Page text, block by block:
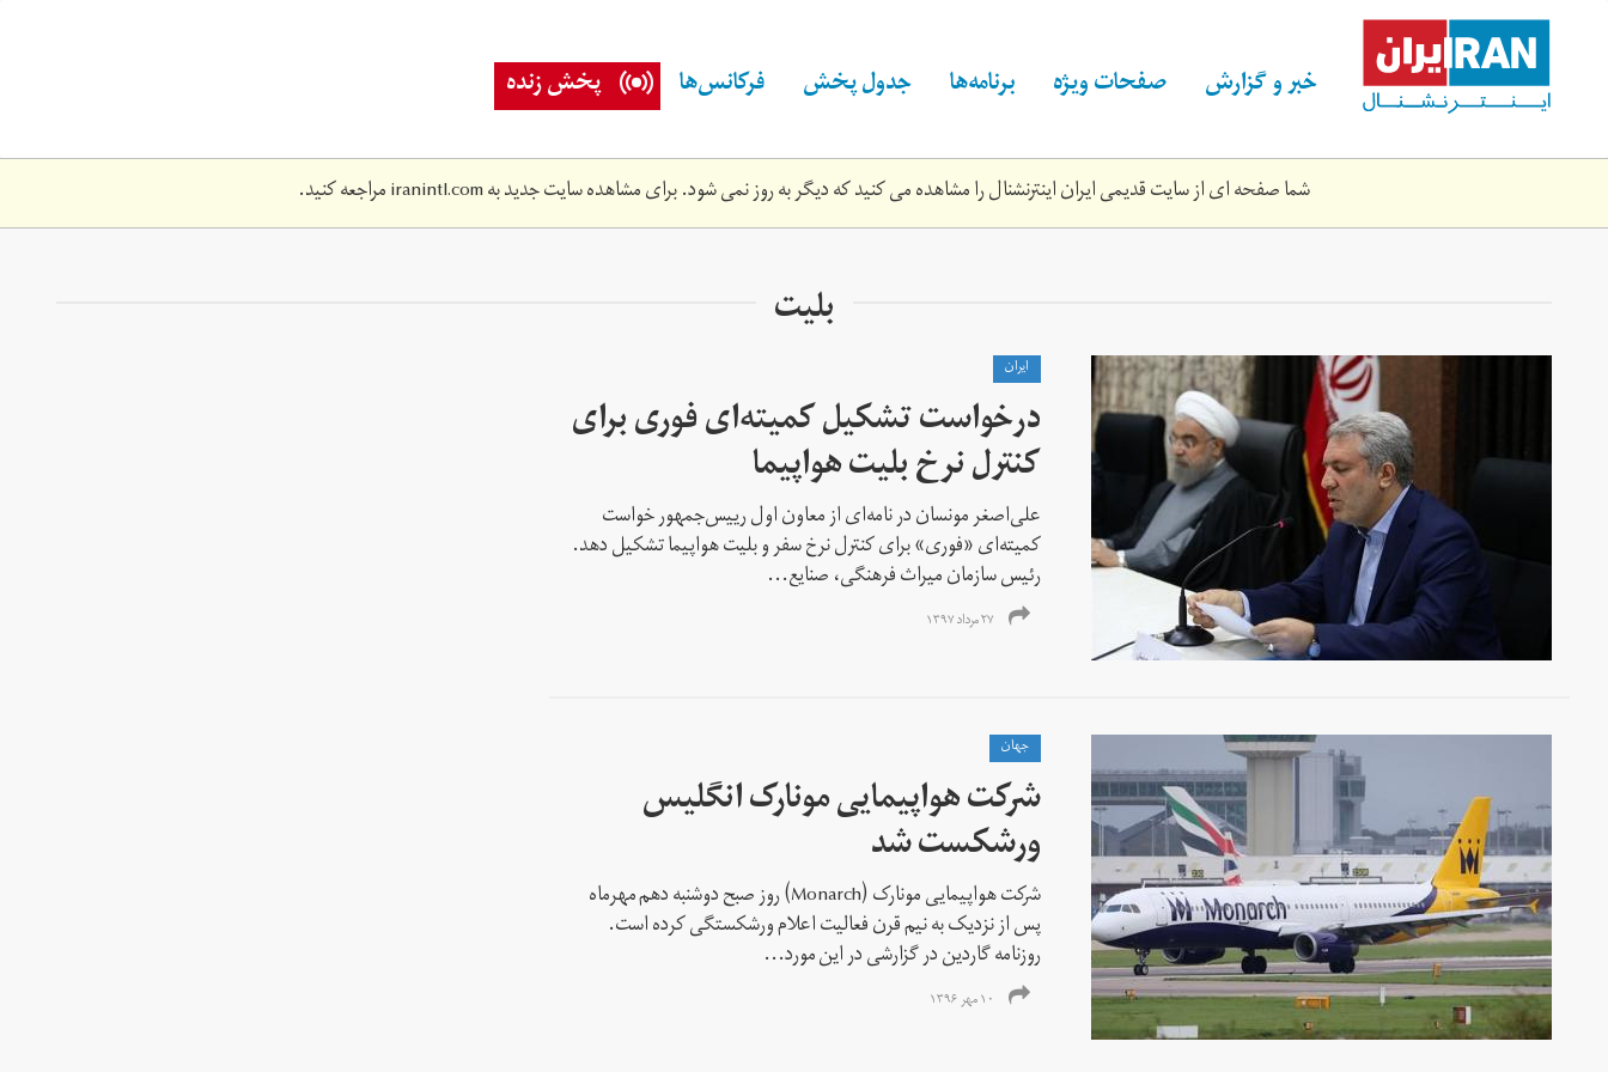
content خبر و گزارش صفحات ویژه برنامه‌ها جدول پخش فرکانس‌ها پخش زنده
شما صفحه ای از سایت قدیمی ایران اینترنشنال را مشاهده می کنید که دیگر به روز نمی شود. برای مشاهده سایت جدید بهiranintl.comمراجعه کنید.
بلیت
ايران
درخواست تشکیل کمیته‌ای فوری برای
کنترل نرخ بلیت هواپیما
علی‌اصغر مونسان در نامه‌ای از معاون اول رییس‌جمهور خواست
کمیته‌ای «فوری» برای کنترل نرخ سفر و بلیت هواپیما تشکیل دهد.
رئیس سازمان میراث فرهنگی، صنایع...
۲۷ مرداد ۱۳۹۷
جهان
شرکت هواپیمایی مونارک انگلیس
ورشکست شد
شرکت هواپیمایی مونارک (Monarch) روز صبح دوشنبه دهم مهرماه
پس از نزدیک به نیم قرن فعالیت اعلام ورشکستگی کرده است.
روزنامه گاردین در گزارشی در این مورد...
۱۰ مهر ۱۳۹۶